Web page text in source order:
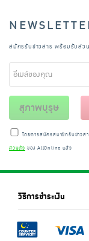
สมัครรับข่าวสาร พร้อมรับส่ว
สุภาพบุรุษ
โดยการสมัครสมาชิกรับข่าวสา
ส่วนตัว ของ AllOnline แล้ว
วิธีการชำระเงิน